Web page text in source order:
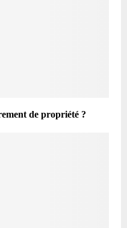
de propriété ?